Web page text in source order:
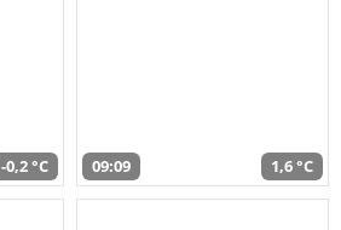
-0,2 °C 09:09 1,6 °C